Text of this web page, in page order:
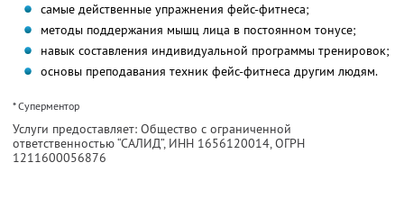
самые действенные упражнения фейс-фитнеса;
методы поддержания мышц лица в постоянном тонусе;
навык составления индивидуальной программы тренировок;
основы преподавания техник фейс-фитнеса другим людям.
* Суперментор
Услуги предоставляет: Общество с ограниченной
ответственностью “САЛИД”, ИНН 1656120014, ОГРН
1211600056876